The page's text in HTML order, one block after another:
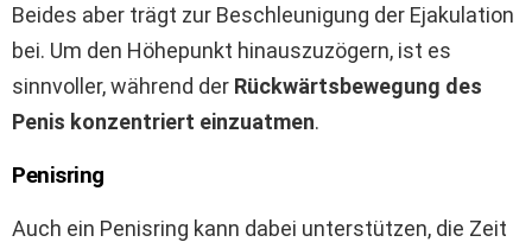
Beides aber trägt zur Beschleunigung der Ejakulation
bei. Um den Höhepunkt hinauszuzögern, ist es
sinnvoller, während der Rückwärtsbewegung des
Penis konzentriert einzuatmen.
Penisring
Auch ein Penisring kann dabei unterstützen, die Zeit